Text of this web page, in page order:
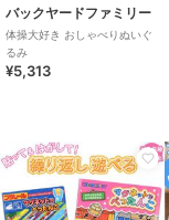
バックヤードファミリー
体操大好き おしゃべりぬいぐ
るみ
¥5,313